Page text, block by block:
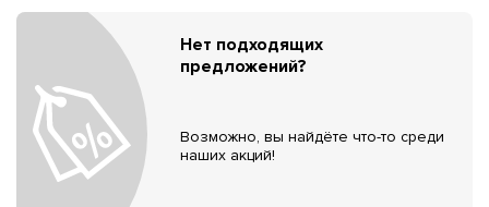
Нет подходящих
предложений?
Возможно, вы найдёте что-то среди
наших акций!